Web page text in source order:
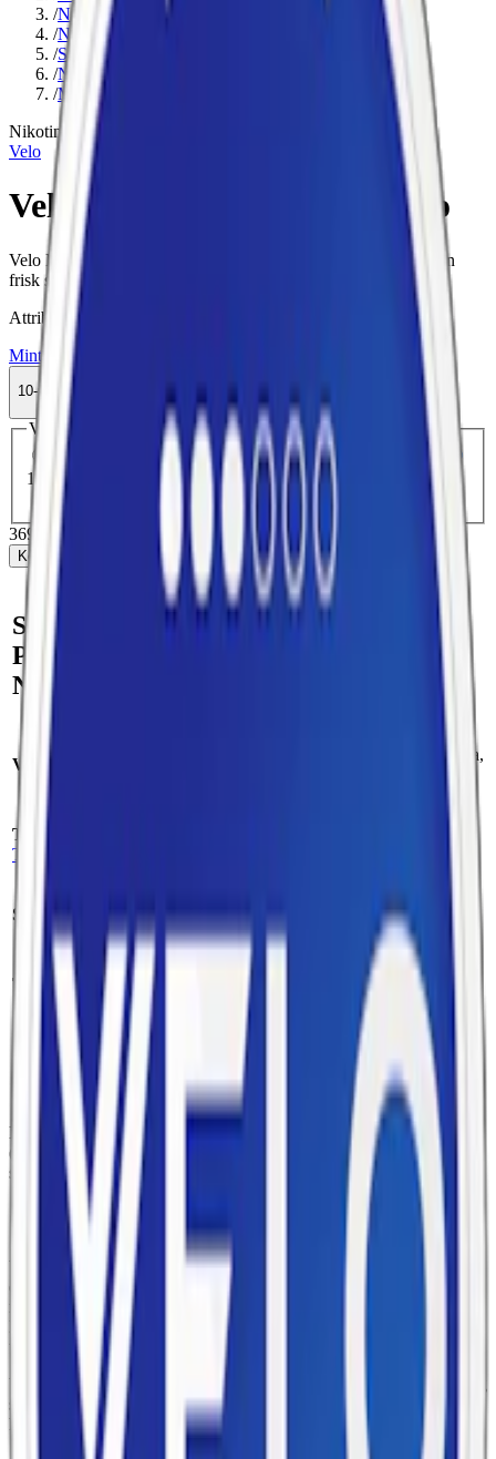
/Nikotinfritt
/Nikotinfritt Snus
/Slim
/Nikotinfri
/Mint
Nikotinfri
Velo
Velo Bright Peppermint Zero
Velo Bright Peppermint Zero är ett vitt snus utan nikotin med en
frisk smak av mint.
Attribut
MintNikotinfri
10-pack
Välj antal dosor
1-pack
41,90 kr /st 5-pack184,50 kr
/st
10-pack
36,95 kr /st 30-pack1 102,50 kr 36,75 kr
50-pack
369,50 kr
Köp
Snabb fakta om Velo Bright
Peppermint Zero
Nikotinfritt Vitt Snus
Varumärke:
pepparmynta,
mint
Tillverkare:
Tobacco)
Styrka: nikotinfritt vitt snus Antal prillor:
Torrhet: normal
Nikotin per prilla:
0 mg
Snustyp: nikotinfritt snus vitt snus
Nettovikt per dosa:
14 g
Ingredienser: Fyllnadsmedel (E460), vatten, smakförstärkare
(koksalt), xylitol (E967), aromer, sötningsmedel (E955),
surhetsreglerande medel (E500).
Om Velo Bright Peppermint Zero
Velo Bright Peppermint Zero är ett
en fräsch och sval smakupplevelse av pepparmynta, mentol och
mint. Prillorna har ett
format som sitter bekvämt under
läppen och en normal torrhet som ger en jämn och långvarig smak
utan att rinna.
Velo Bright Peppermint Zero är helt fritt från nikotin anpassat för dig
som vill njuta av känslan av snus utan nikotineffekt. Varje dosa
kommer med 20 stycken prillor på 700 mg styck.